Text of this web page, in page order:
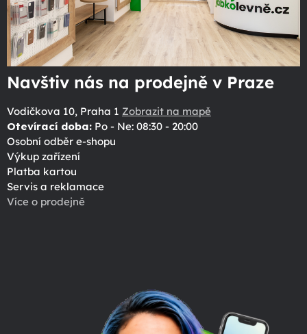
Navštiv nás na prodejně v Praze
Vodičkova 10, Praha 1 Zobrazit na mapě
Otevírací doba: Po - Ne: 08:30 - 20:00
Osobní odběr e-shopu
Výkup zařízení
Platba kartou
Servis a reklamace
Více o prodejně